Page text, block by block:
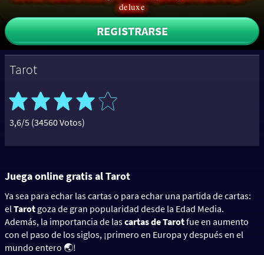
deluxe
REGISTRARSE
Tarot
3,6/5 (34560 Votos)
Juega online gratis al Tarot
Ya sea para echar las cartas o para echar una partida de cartas:
elTarot goza de gran popularidad desde la Edad Media.
Además, la importancia de lascartas de Tarotfue en aumento
con el paso de los siglos, ¡primero en Europa y después en el
mundo entero 🌏!